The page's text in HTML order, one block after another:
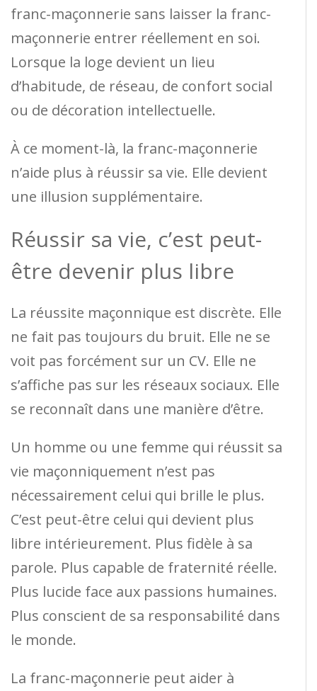
franc-maçonnerie sans laisser la franc-
maçonnerie entrer réellement en soi.
Lorsque la loge devient un lieu
d’habitude, de réseau, de confort social
ou de décoration intellectuelle.
À ce moment-là, la franc-maçonnerie
n’aide plus à réussir sa vie. Elle devient
une illusion supplémentaire.
Réussir sa vie, c’est peut-
être devenir plus libre
La réussite maçonnique est discrète. Elle
ne fait pas toujours du bruit. Elle ne se
voit pas forcément sur un CV. Elle ne
s’affiche pas sur les réseaux sociaux. Elle
se reconnaît dans une manière d’être.
Un homme ou une femme qui réussit sa
vie maçonniquement n’est pas
nécessairement celui qui brille le plus.
C’est peut-être celui qui devient plus
libre intérieurement. Plus fidèle à sa
parole. Plus capable de fraternité réelle.
Plus lucide face aux passions humaines.
Plus conscient de sa responsabilité dans
le monde.
La franc-maçonnerie peut aider à